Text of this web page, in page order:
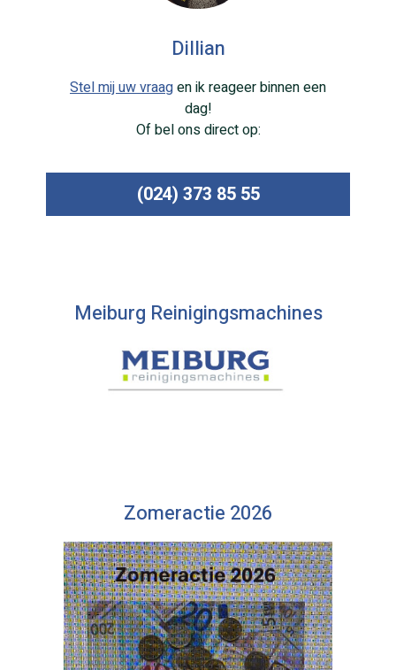
Dillian
Stel mij uw vraagen ik reageer binnen een
dag!
Of bel ons direct op:
(024) 373 85 55
Meiburg Reinigingsmachines
Zomeractie 2026